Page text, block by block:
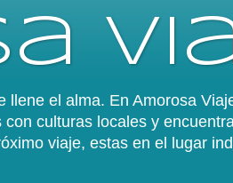
el alma. En Amorosa
culturas locales y
viaje, estas en el lugar